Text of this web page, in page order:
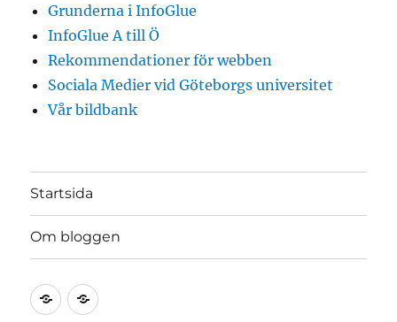
Grunderna i InfoGlue
InfoGlue A till Ö
Rekommendationer för webben
Sociala Medier vid Göteborgs universitet
Vår bildbank
Startsida
Om bloggen
Startsida
Om